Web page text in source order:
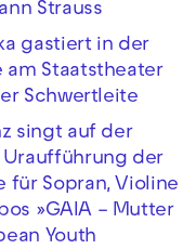
Strauss
gastiert in der
am Staatstheater
Schwertleite
singt auf der
Uraufführung der
für Sopran, Violine
»GAIA – Mutter
Youth